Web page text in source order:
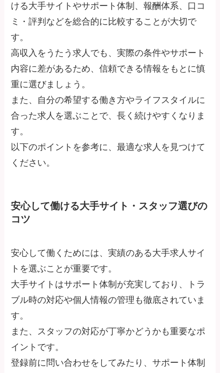
ける大手サイトやサポート体制、報酬体系、口コ
ミ・評判などを総合的に比較することが大切で
す。
高収入をうたう求人でも、実際の条件やサポート
内容に差があるため、信頼できる情報をもとに慎
重に選びましょう。
また、自分の希望する働き方やライフスタイルに
合った求人を選ぶことで、長く続けやすくなりま
す。
以下のポイントを参考に、最適な求人を見つけて
ください。
安心して働ける大手サイト・スタッフ選びの
コツ
安心して働くためには、実績のある大手求人サイ
トを選ぶことが重要です。
大手サイトはサポート体制が充実しており、トラ
ブル時の対応や個人情報の管理も徹底されていま
す。
また、スタッフの対応が丁寧かどうかも重要なポ
イントです。
登録前に問い合わせをしてみたり、サポート体制